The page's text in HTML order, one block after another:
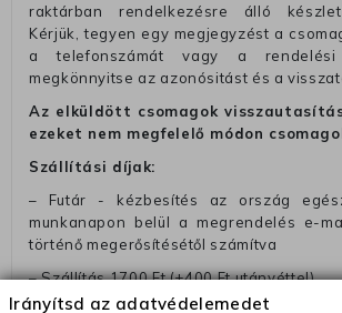
raktárban rendelkezésre álló készlet
Kérjük, tegyen egy megjegyzést a
a telefonszámát vagy a
megkönnyitse az azonósitást és a
Az elküldött csomagok
ezeket nem megfelelő módon
Szállítási díjak:
– Futár - kézbesítés az ország
munkanapon belül a megrendelés e-
történő megerősítésétől számítva
– Szállítás 1700 Ft (+400 Ft utánvéttel)
Irányítsd az adatvédelemedet